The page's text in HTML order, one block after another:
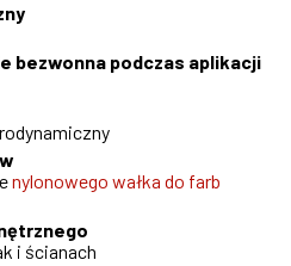
bezwonna podczas aplikacji
nylonowego wałka do farb
i ścianach